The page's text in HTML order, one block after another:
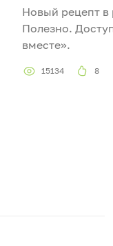
Новый рецепт в
Полезно.
вместе».
15134 8